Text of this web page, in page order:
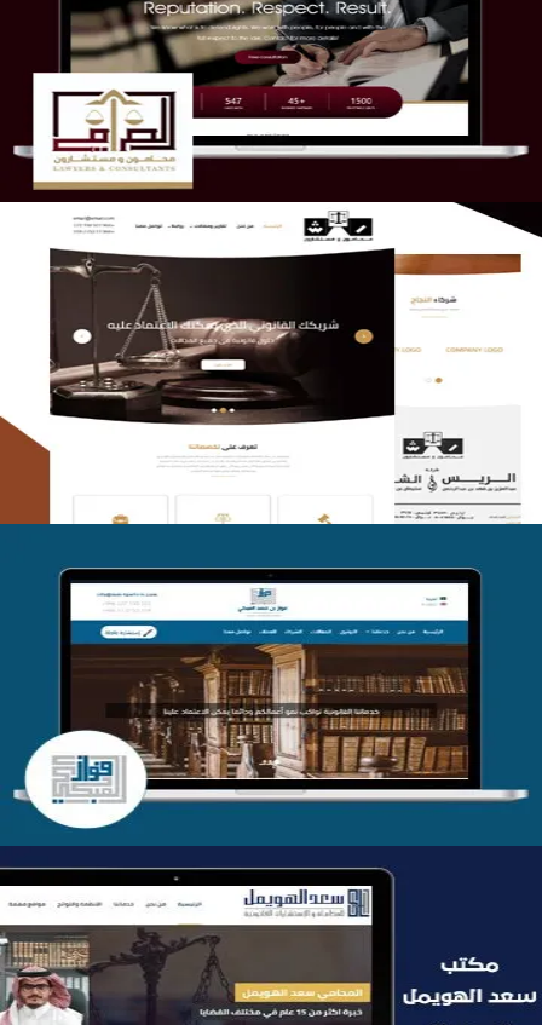
موقع الصرامي للمحاماة
التفاصيل
الريس والشعلان للمحاماة
التفاصيل
موقع فواز المبكي للمحاماة
التفاصيل
موقع سعد الهويمل للمحاماة